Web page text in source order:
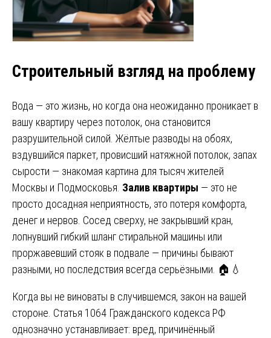
Строительный взгляд на проблему
Вода — это жизнь, но когда она неожиданно проникает в
вашу квартиру через потолок, она становится
разрушительной силой. Жёлтые разводы на обоях,
вздувшийся паркет, провисший натяжной потолок, запах
сырости — знакомая картина для тысяч жителей
Москвы и Подмосковья. Залив квартиры — это не
просто досадная неприятность, это потеря комфорта,
денег и нервов. Сосед сверху, не закрывший кран,
лопнувший гибкий шланг стиральной машины или
проржавевший стояк в подвале — причины бывают
разными, но последствия всегда серьёзными. 🏠💧
Когда вы не виноваты в случившемся, закон на вашей
стороне. Статья 1064 Гражданского кодекса РФ
однозначно устанавливает: вред, причинённый